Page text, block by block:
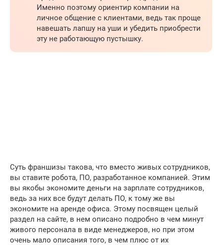
Именно поэтому ориентир компании на
личное общение с клиентами, ведь так проще
навешать лапшу на уши и убедить приобрести
эту не работающую пустышку.
Суть франшизы такова, что вместо живых сотрудников,
вы ставите робота, ПО, разработанное компанией. Этим
вы якобы экономите деньги на зарплате сотрудников,
ведь за них все будут делать ПО, к тому же вы
экономите на аренде офиса. Этому посвящен целый
раздел на сайте, в нем описано подробно в чем минут
живого персонала в виде менеджеров, но при этом
очень мало описания того, в чем плюс от их